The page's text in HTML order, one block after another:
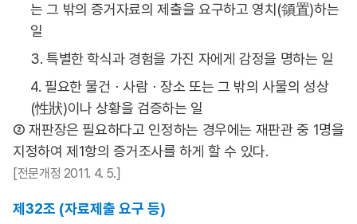
는 그 밖의 증거자료의 제출을 요구하고 영치(領置)하는
일
3. 특별한 학식과 경험을 가진 자에게 감정을 명하는 일
4. 필요한 물건ㆍ사람ㆍ장소 또는 그 밖의 사물의 성상
(性狀)이나 상황을 검증하는 일
② 재판장은 필요하다고 인정하는 경우에는 재판관 중 1명을
지정하여 제1항의 증거조사를 하게 할 수 있다.
[전문개정 2011. 4. 5.]
제32조 (자료제출 요구 등)